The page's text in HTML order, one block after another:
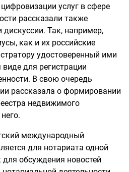
услуг в сфере
рассказали также
дискуссии. Так, например,
как и их российские
удостоверенный ими
для регистрации
В свою очередь
рассказала о формировании
недвижимого
международный
для нотариата одной
обсуждения новостей